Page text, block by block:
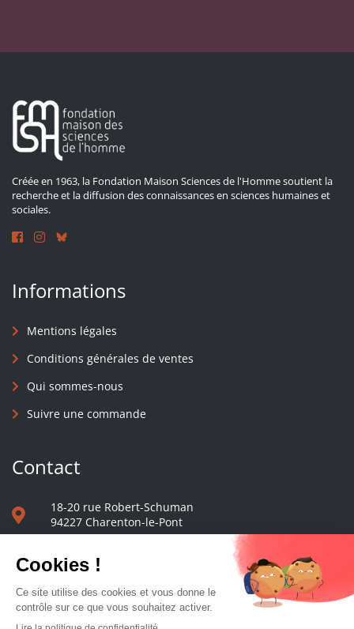
Créée en 1963, la Fondation Maison Sciences de l'Homme soutient la
recherche et la diffusion des connaissances en sciences humaines et
sociales.
Informations
Mentions légales
Conditions générales de ventes
Qui sommes-nous
Suivre une commande
Contact
18-20 rue Robert-Schuman
94227 Charenton-le-Pont